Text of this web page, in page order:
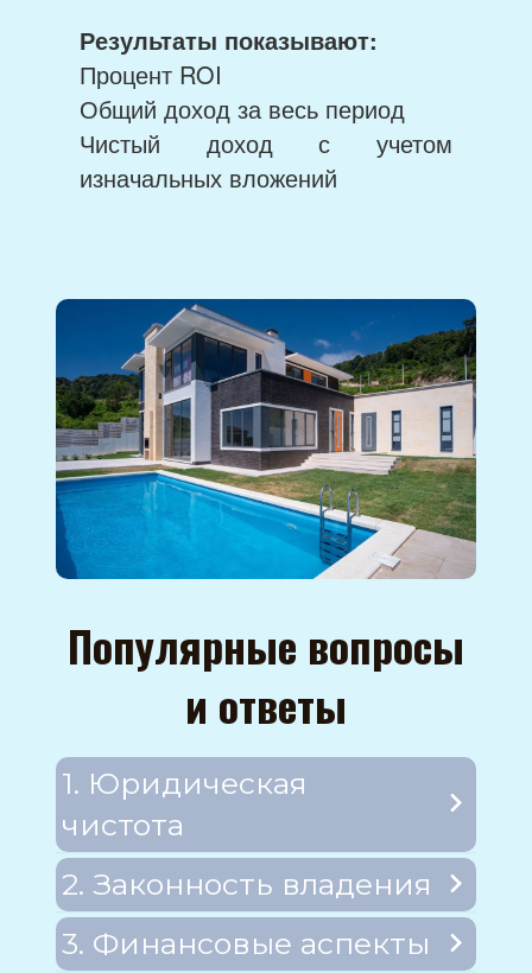
Результаты показывают:
Процент ROI
Общий доход за весь период
Чистый доход с учетом
изначальных вложений
Популярные вопросы
и ответы
1. Юридическая
чистота
2. Законность владения
3. Финансовые аспекты